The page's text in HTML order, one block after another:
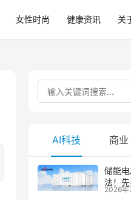
女性时尚 健康资讯 关
AI科技 商业
储能
法！
术攻克
2026年